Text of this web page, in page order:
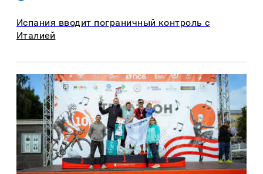
Испания вводит пограничный контроль с
Италией